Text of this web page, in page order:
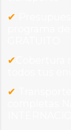
✔
✔
✔